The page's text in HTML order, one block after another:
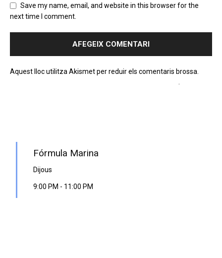
Save my name, email, and website in this browser for the
next time I comment.
Aquest lloc utilitza Akismet per reduir els comentaris brossa.
Fórmula Marina
Dijous
9:00 PM - 11:00 PM